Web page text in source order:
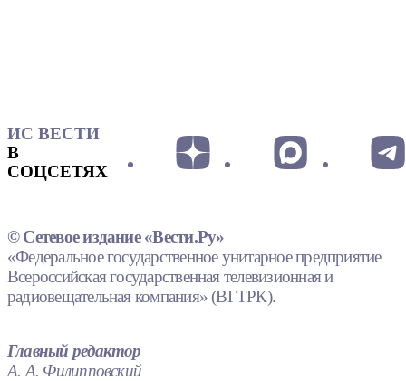
ИС ВЕСТИ
В
СОЦСЕТЯХ
© Сетевое издание «Вести.Ру»
«Федеральное государственное унитарное предприятие
Всероссийская государственная телевизионная и
радиовещательная компания» (ВГТРК).
Главный редактор
А. А. Филипповский